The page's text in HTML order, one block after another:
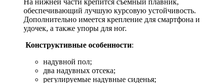
обеспечивающий лучшую курсовую устойчивость.
Дополнительно имеется крепление для смартфона и
удочек, а также упоры для ног.
Конструктивные особенности:
надувной пол;
два надувных отсека;
регулируемые надувные сиденья;